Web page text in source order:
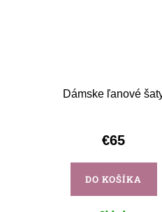
Dámske ľanové
€65
DO KOŠÍKA